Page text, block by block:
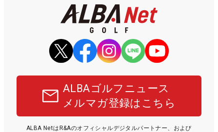
ALBAゴルフニュース
メルマガ登録はこちら
ALBA NetはR&Aのオフィシャルデジタルパートナー、および